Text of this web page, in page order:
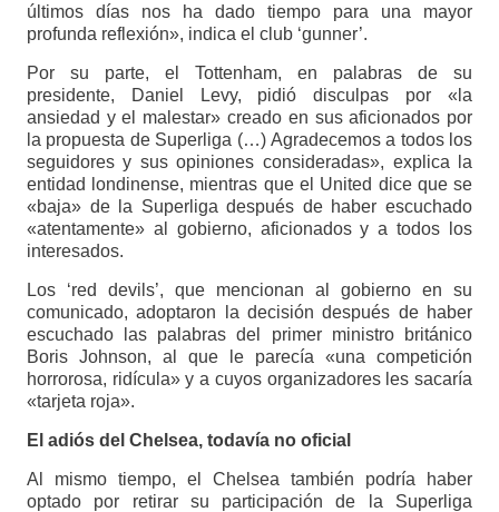
últimos días nos ha dado tiempo para una mayor
profunda reflexión», indica el club ‘gunner’.
Por su parte, el Tottenham, en palabras de su
presidente, Daniel Levy, pidió disculpas por «la
ansiedad y el malestar» creado en sus aficionados por
la propuesta de Superliga (…) Agradecemos a todos los
seguidores y sus opiniones consideradas», explica la
entidad londinense, mientras que el United dice que se
«baja» de la Superliga después de haber escuchado
«atentamente» al gobierno, aficionados y a todos los
interesados.
Los ‘red devils’, que mencionan al gobierno en su
comunicado, adoptaron la decisión después de haber
escuchado las palabras del primer ministro británico
Boris Johnson, al que le parecía «una competición
horrorosa, ridícula» y a cuyos organizadores les sacaría
«tarjeta roja».
El adiós del Chelsea, todavía no oficial
Al mismo tiempo, el Chelsea también podría haber
optado por retirar su participación de la Superliga